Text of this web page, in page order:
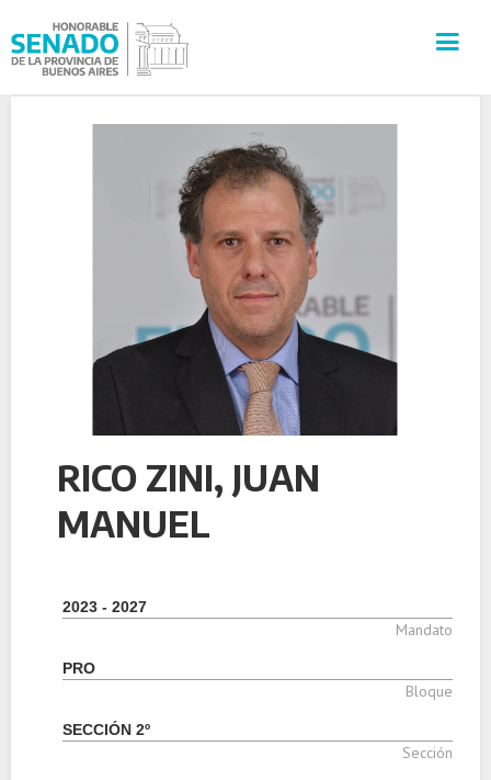
INSTITUCIÓN
SECRETARÍAS
PRENSA
CULTURA
VISITAS GUIADAS
CONTACTO
RICO ZINI, JUAN
MANUEL
2023 - 2027
Mandato
PRO
Bloque
SECCIÓN 2º
Sección